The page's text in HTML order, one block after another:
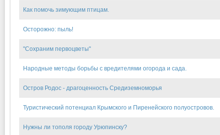
Как помочь зимующим птицам.
Осторожно: пыль!
"Сохраним первоцветы"
Народные методы борьбы с вредителями огорода и сада.
Остров Родос - драгоценность Средиземноморья
Туристический потенциал Крымского и Пиренейского полуостровов.
Нужны ли тополя городу Урюпинску?